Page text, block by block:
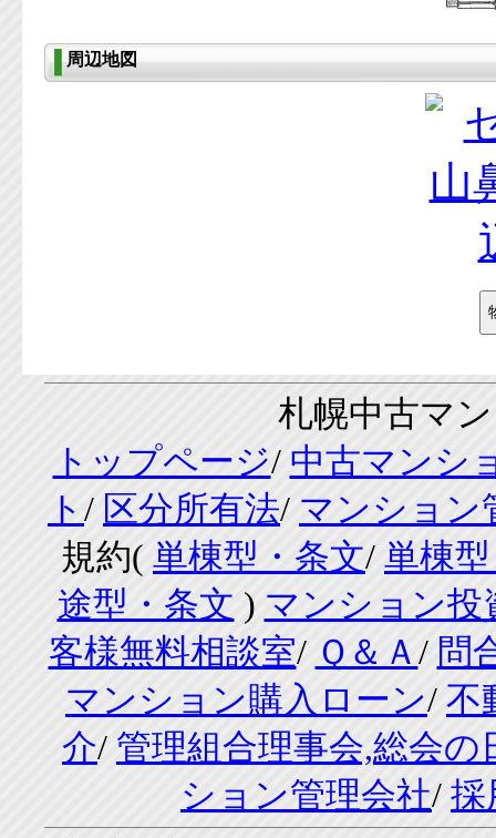
周辺地図
札幌中古マ
トップページ/ 中古マンシ
ト / 区分所有法/ マンション
規約( 単棟型・条文/ 単棟
途型・条文 ) マンション投
客様無料相談室/ Ｑ＆Ａ / 問
マンション購入ローン/ 不
介/ 管理組合理事会,総会の
ション管理会社/ 採